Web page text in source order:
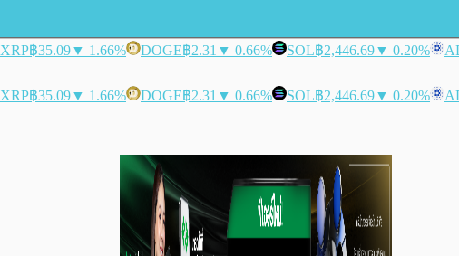
XRP฿35.09▼ 1.66% DOGE฿2.31 ▼ 0.66% SOL฿2,446.69▼ 0.20%
XRP฿35.09▼ 1.66% DOGE฿2.31 ▼ 0.66% SOL฿2,446.69▼ 0.20%